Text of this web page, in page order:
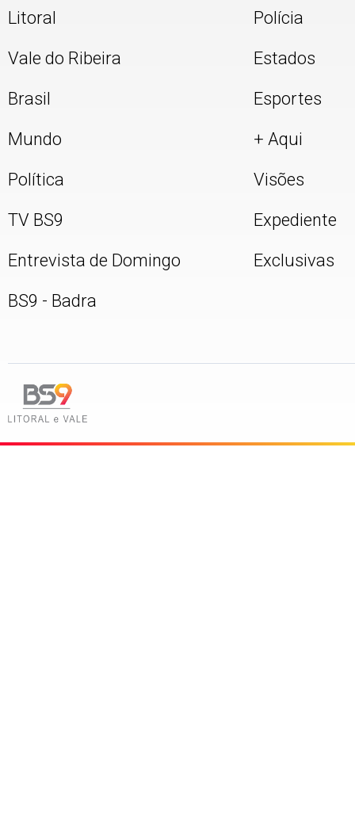
Litoral
Vale do Ribeira
Brasil
Mundo
Política
TV BS9
Entrevista de Domingo
BS9 - Badra
Polícia
Estados
Esportes
+ Aqui
Visões
Expediente
Exclusivas